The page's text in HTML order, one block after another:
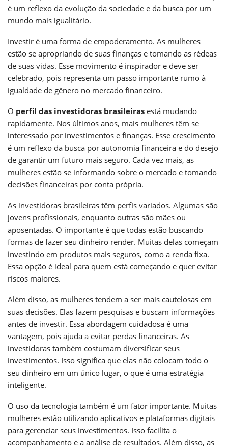
é um reflexo da evolução da sociedade e da busca por um
mundo mais igualitário.
Investir é uma forma de empoderamento. As mulheres
estão se apropriando de suas finanças e tomando as rédeas
de suas vidas. Esse movimento é inspirador e deve ser
celebrado, pois representa um passo importante rumo à
igualdade de gênero no mercado financeiro.
O perfil das investidoras brasileiras está mudando
rapidamente. Nos últimos anos, mais mulheres têm se
interessado por investimentos e finanças. Esse crescimento
é um reflexo da busca por autonomia financeira e do desejo
de garantir um futuro mais seguro. Cada vez mais, as
mulheres estão se informando sobre o mercado e tomando
decisões financeiras por conta própria.
As investidoras brasileiras têm perfis variados. Algumas são
jovens profissionais, enquanto outras são mães ou
aposentadas. O importante é que todas estão buscando
formas de fazer seu dinheiro render. Muitas delas começam
investindo em produtos mais seguros, como a renda fixa.
Essa opção é ideal para quem está começando e quer evitar
riscos maiores.
Além disso, as mulheres tendem a ser mais cautelosas em
suas decisões. Elas fazem pesquisas e buscam informações
antes de investir. Essa abordagem cuidadosa é uma
vantagem, pois ajuda a evitar perdas financeiras. As
investidoras também costumam diversificar seus
investimentos. Isso significa que elas não colocam todo o
seu dinheiro em um único lugar, o que é uma estratégia
inteligente.
O uso da tecnologia também é um fator importante. Muitas
mulheres estão utilizando aplicativos e plataformas digitais
para gerenciar seus investimentos. Isso facilita o
acompanhamento e a análise de resultados. Além disso, as